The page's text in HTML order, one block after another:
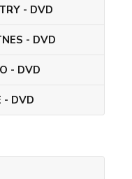
- DVD
- DVD
- DVD
- DVD